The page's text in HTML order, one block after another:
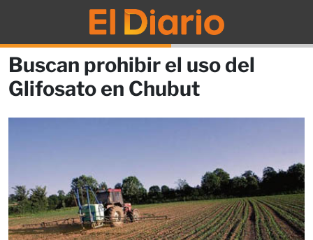
Buscan prohibir el uso del
Glifosato en Chubut